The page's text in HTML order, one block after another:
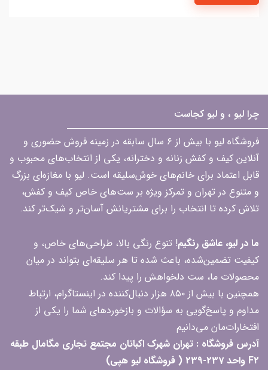
چرا لیو ، و لیو کجاست
فروشگاه لیو با بیش از ۶ سال سابقه در زمینه فروش حضوری و
آنلاین کیف و کفش زنانه و دخترانه، یکی از انتخاب‌های محبوب و
قابل اعتماد برای خانم‌های خوش‌سلیقه است. لیو با مغازه‌ای بزرگ
و متنوع در تهران و تمرکز ویژه بر ست‌های خاص کیف و کفش،
تلاش کرده تا انتخاب را برای مشتریانش آسان‌تر و شیک‌تر کند.
ما در لیو، عاشق رنگیم! تنوع رنگی بالا، طراحی‌های خاص، و
کیفیت تضمین‌شده، باعث شده تا هر سلیقه‌ای بتواند در میان
محصولات ما، ست دلخواهش را پیدا کند.
همچنین با بیش از ۸۵۰ هزار دنبال‌کننده در اینستاگرام، ارتباط
مداوم و پاسخ‌گویی به سؤالات و بازخوردهای شما را یکی از
افتخارات‌مان می‌دانیم
آدرس فروشگاه : تهران شهرک اکباتان مجتمع تجاری مگامال طبقه
F2 واحد 237-239 ( فروشگاه لیو هپی)